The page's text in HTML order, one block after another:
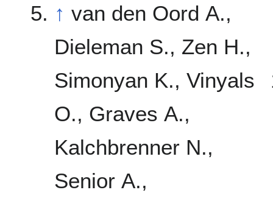
↑ van den Oord A.,
Dieleman S., Zen H.,
Simonyan K., Vinyals
O., Graves A.,
Kalchbrenner N.,
Senior A.,